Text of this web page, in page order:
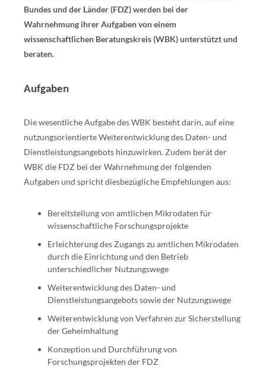
Bundes und der Länder (FDZ) werden bei der
Wahrnehmung ihrer Aufgaben von einem
wissenschaftlichen Beratungskreis (WBK) unterstützt und
beraten.
Aufgaben
Die wesentliche Aufgabe des WBK besteht darin, auf eine
nutzungsorientierte Weiterentwicklung des Daten- und
Dienstleistungsangebots hinzuwirken. Zudem berät der
WBK die FDZ bei der Wahrnehmung der folgenden
Aufgaben und spricht diesbezügliche Empfehlungen aus:
Bereitstellung von amtlichen Mikrodaten für
wissenschaftliche Forschungsprojekte
Erleichterung des Zugangs zu amtlichen Mikrodaten
durch die Einrichtung und den Betrieb
unterschiedlicher Nutzungswege
Weiterentwicklung des Daten- und
Dienstleistungsangebots sowie der Nutzungswege
Weiterentwicklung von Verfahren zur Sicherstellung
der Geheimhaltung
Konzeption und Durchführung von
Forschungsprojekten der FDZ